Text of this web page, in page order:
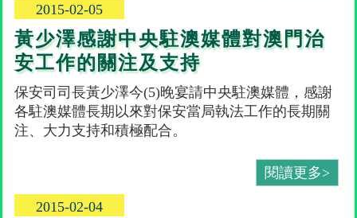
2015-02-05
黃少澤感謝中央駐澳媒體對澳門治
安工作的關注及支持
保安司司長黃少澤今(5)晚宴請中央駐澳媒體，感謝
各駐澳媒體長期以來對保安當局執法工作的長期關
注、大力支持和積極配合。
閱讀更多>
2015-02-04